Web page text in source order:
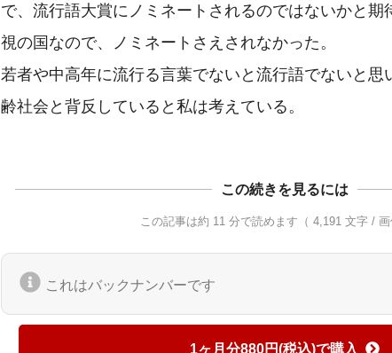
で、流行語大賞にノミネートされるのではないかと期
視の国なので、ノミネートさえされなかった。
若者や中高年に流行る言葉でないと流行語でないと思
齢社会と背反していると私は考えている。
この続きを見るには
この記事は約 11 分で読めます（ 4,191 文字 /
これはバックナンバーです
1ヶ月分880円(税込)で購入